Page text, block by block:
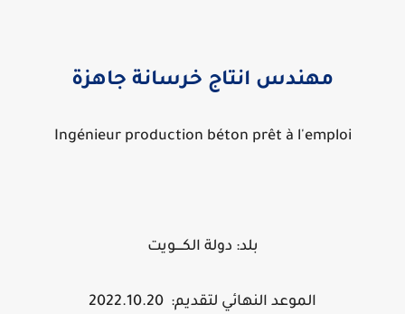
مهندس انتاج خرسانة جاهزة
Ingénieur production béton prêt à l'emploi
بلد: دولة الكــــويت
الموعد النهائي لتقديم: 2022.10.20